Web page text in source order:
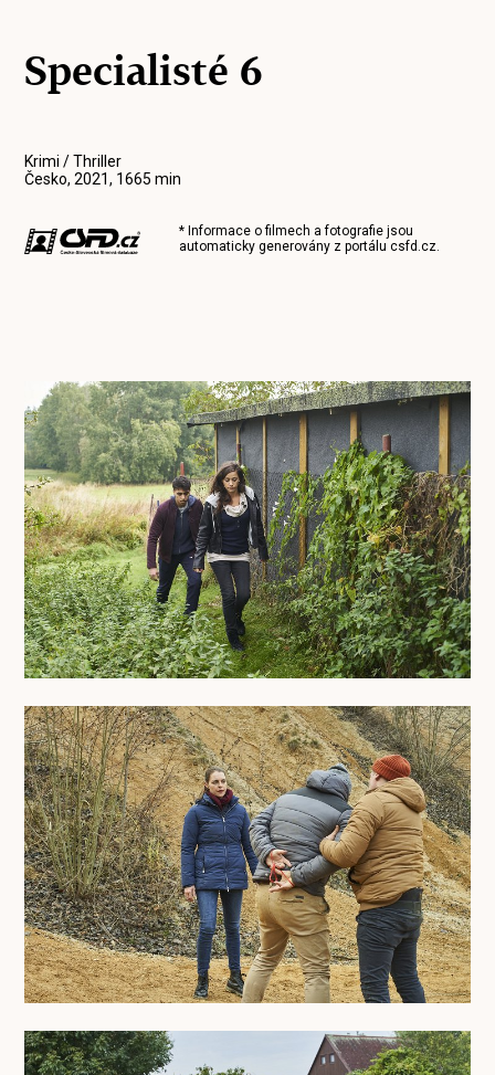
Specialisté 6
Krimi / Thriller
Česko, 2021, 1665 min
* Informace o filmech a fotografie jsou
automaticky generovány z portálucsfd.cz.